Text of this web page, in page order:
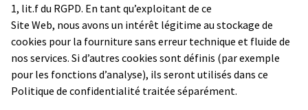
1, lit.f du RGPD. En tant qu’exploitant de ce
Site Web, nous avons un intérêt légitime au stockage de
cookies pour la fourniture sans erreur technique et fluide de
nos services. Si d’autres cookies sont définis (par exemple
pour les fonctions d’analyse), ils seront utilisés dans ce
Politique de confidentialité traitée séparément.